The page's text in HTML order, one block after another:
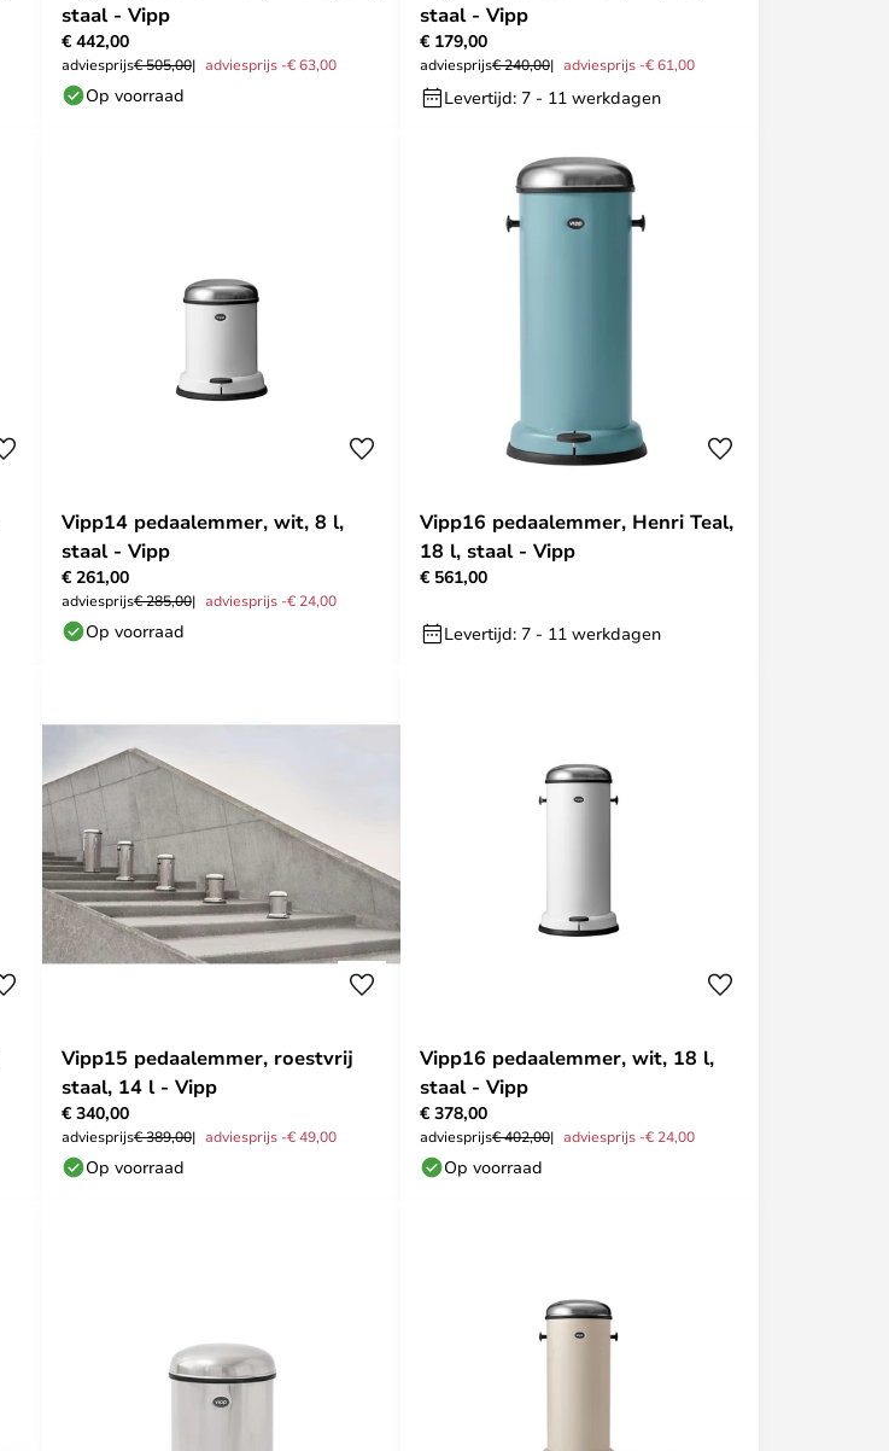
staal - Vipp
€ 442,00
adviesprijs€ 505,00 adviesprijs -€ 63,00
Op voorraad
staal - Vipp
€ 179,00
adviesprijs€ 240,00 adviesprijs -€ 61,00
Levertijd: 7 - 11 werkdagen
Vipp14 pedaalemmer, wit, 8 l,
staal - Vipp
€ 261,00
adviesprijs€ 285,00 adviesprijs -€ 24,00
Op voorraad
Vipp16 pedaalemmer, Henri Teal,
18 l, staal - Vipp
€ 561,00
Levertijd: 7 - 11 werkdagen
Vipp15 pedaalemmer, roestvrij
staal, 14 l - Vipp
€ 340,00
adviesprijs€ 389,00 adviesprijs -€ 49,00
Op voorraad
Vipp16 pedaalemmer, wit, 18 l,
staal - Vipp
€ 378,00
adviesprijs€ 402,00 adviesprijs -€ 24,00
Op voorraad